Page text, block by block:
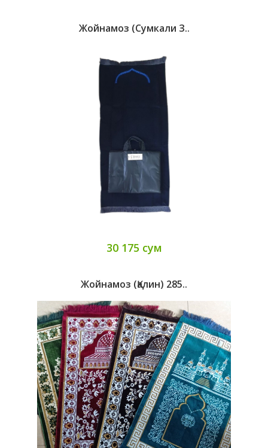
Жойнамоз (сумкали З..
30 175 сум
Жойнамоз (қалин) 285..